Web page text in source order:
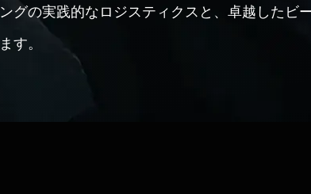
ングの実践的なロジスティクスと、卓越したビ
ます。